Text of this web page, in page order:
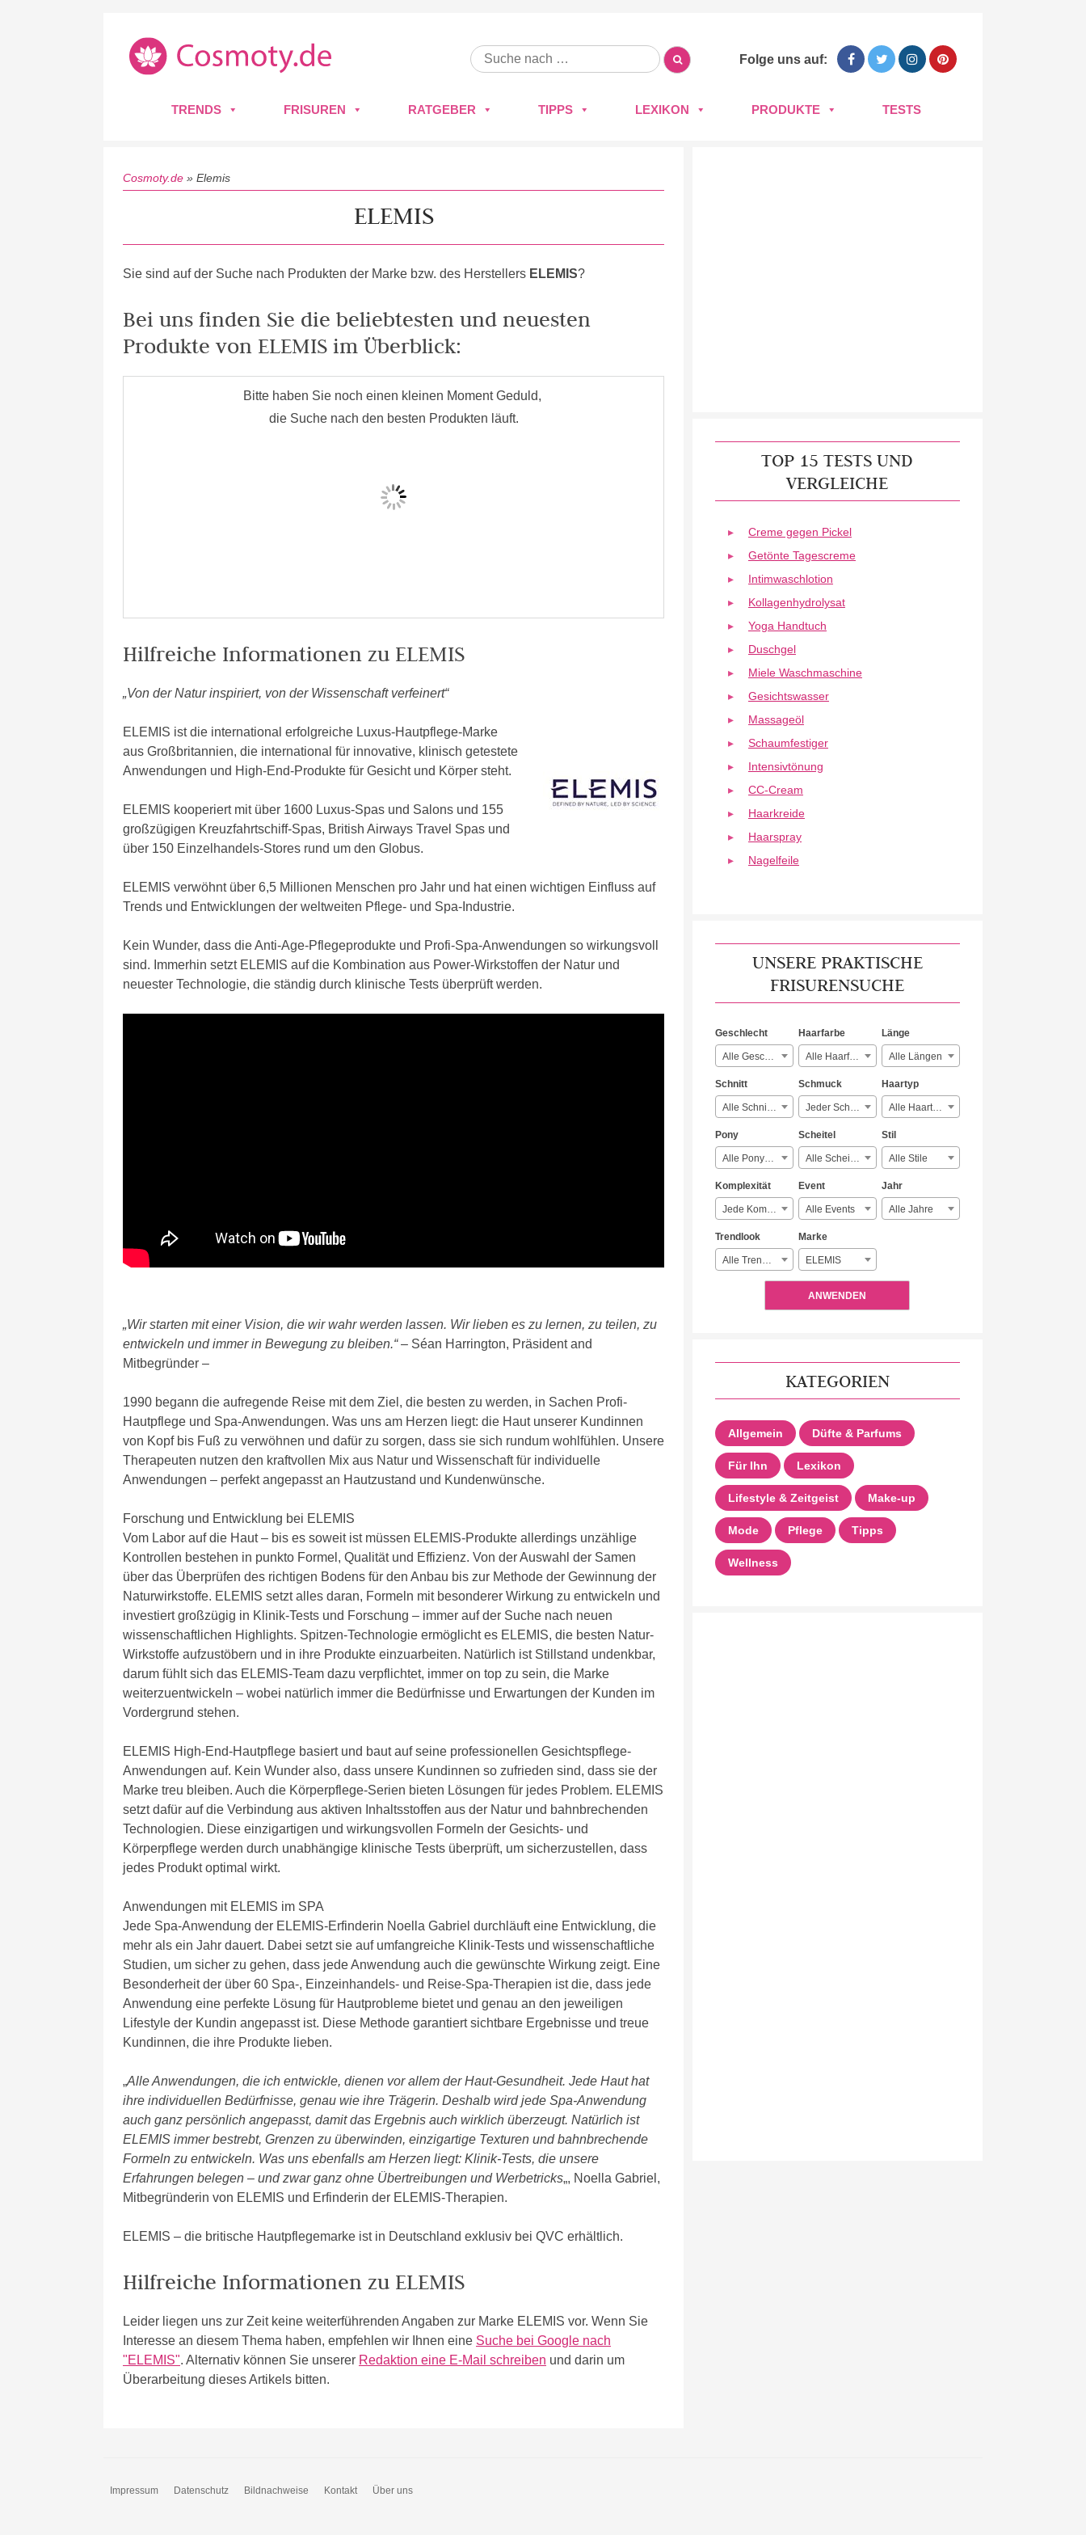
Folge uns auf:
TRENDS FRISUREN RATGEBER TIPPS LEXIKON PRODUKTE TESTS
Cosmoty.de » Elemis
ELEMIS
Sie sind auf der Suche nach Produkten der Marke bzw. des Herstellers ELEMIS?
Bei uns finden Sie die beliebtesten und neuesten
Produkte von ELEMIS im Überblick:
Hilfreiche Informationen zu ELEMIS
„Von der Natur inspiriert, von der Wissenschaft verfeinert“
ELEMIS ist die international erfolgreiche Luxus-Hautpflege-Marke
aus Großbritannien, die international für innovative, klinisch getestete
Anwendungen und High-End-Produkte für Gesicht und Körper steht.
ELEMIS kooperiert mit über 1600 Luxus-Spas und Salons und 155
großzügigen Kreuzfahrtschiff-Spas, British Airways Travel Spas und
über 150 Einzelhandels-Stores rund um den Globus.
ELEMIS verwöhnt über 6,5 Millionen Menschen pro Jahr und hat einen wichtigen Einfluss auf
Trends und Entwicklungen der weltweiten Pflege- und Spa-Industrie.
Kein Wunder, dass die Anti-Age-Pflegeprodukte und Profi-Spa-Anwendungen so wirkungsvoll
sind. Immerhin setzt ELEMIS auf die Kombination aus Power-Wirkstoffen der Natur und
neuester Technologie, die ständig durch klinische Tests überprüft werden.
„Wir starten mit einer Vision, die wir wahr werden lassen. Wir lieben es zu lernen, zu teilen, zu
entwickeln und immer in Bewegung zu bleiben.“– Séan Harrington, Präsident and
Mitbegründer –
1990 begann die aufregende Reise mit dem Ziel, die besten zu werden, in Sachen Profi-
Hautpflege und Spa-Anwendungen. Was uns am Herzen liegt: die Haut unserer Kundinnen
von Kopf bis Fuß zu verwöhnen und dafür zu sorgen, dass sie sich rundum wohlfühlen. Unsere
Therapeuten nutzen den kraftvollen Mix aus Natur und Wissenschaft für individuelle
Anwendungen – perfekt angepasst an Hautzustand und Kundenwünsche.
Forschung und Entwicklung bei ELEMIS
Vom Labor auf die Haut – bis es soweit ist müssen ELEMIS-Produkte allerdings unzählige
Kontrollen bestehen in punkto Formel, Qualität und Effizienz. Von der Auswahl der Samen
über das Überprüfen des richtigen Bodens für den Anbau bis zur Methode der Gewinnung der
Naturwirkstoffe. ELEMIS setzt alles daran, Formeln mit besonderer Wirkung zu entwickeln und
investiert großzügig in Klinik-Tests und Forschung – immer auf der Suche nach neuen
wissenschaftlichen Highlights. Spitzen-Technologie ermöglicht es ELEMIS, die besten Natur-
Wirkstoffe aufzustöbern und in ihre Produkte einzuarbeiten. Natürlich ist Stillstand undenkbar,
darum fühlt sich das ELEMIS-Team dazu verpflichtet, immer on top zu sein, die Marke
weiterzuentwickeln – wobei natürlich immer die Bedürfnisse und Erwartungen der Kunden im
Vordergrund stehen.
ELEMIS High-End-Hautpflege basiert und baut auf seine professionellen Gesichtspflege-
Anwendungen auf. Kein Wunder also, dass unsere Kundinnen so zufrieden sind, dass sie der
Marke treu bleiben. Auch die Körperpflege-Serien bieten Lösungen für jedes Problem. ELEMIS
setzt dafür auf die Verbindung aus aktiven Inhaltsstoffen aus der Natur und bahnbrechenden
Technologien. Diese einzigartigen und wirkungsvollen Formeln der Gesichts- und
Körperpflege werden durch unabhängige klinische Tests überprüft, um sicherzustellen, dass
jedes Produkt optimal wirkt.
Anwendungen mit ELEMIS im SPA
Jede Spa-Anwendung der ELEMIS-Erfinderin Noella Gabriel durchläuft eine Entwicklung, die
mehr als ein Jahr dauert. Dabei setzt sie auf umfangreiche Klinik-Tests und wissenschaftliche
Studien, um sicher zu gehen, dass jede Anwendung auch die gewünschte Wirkung zeigt. Eine
Besonderheit der über 60 Spa-, Einzeinhandels- und Reise-Spa-Therapien ist die, dass jede
Anwendung eine perfekte Lösung für Hautprobleme bietet und genau an den jeweiligen
Lifestyle der Kundin angepasst ist. Diese Methode garantiert sichtbare Ergebnisse und treue
Kundinnen, die ihre Produkte lieben.
„Alle Anwendungen, die ich entwickle, dienen vor allem der Haut-Gesundheit. Jede Haut hat
ihre individuellen Bedürfnisse, genau wie ihre Trägerin. Deshalb wird jede Spa-Anwendung
auch ganz persönlich angepasst, damit das Ergebnis auch wirklich überzeugt. Natürlich ist
ELEMIS immer bestrebt, Grenzen zu überwinden, einzigartige Texturen und bahnbrechende
Formeln zu entwickeln. Was uns ebenfalls am Herzen liegt: Klinik-Tests, die unsere
Erfahrungen belegen – und zwar ganz ohne Übertreibungen und Werbetricks„, Noella Gabriel,
Mitbegründerin von ELEMIS und Erfinderin der ELEMIS-Therapien.
ELEMIS – die britische Hautpflegemarke ist in Deutschland exklusiv bei QVC erhältlich.
Hilfreiche Informationen zu ELEMIS
Leider liegen uns zur Zeit keine weiterführenden Angaben zur Marke ELEMIS vor. Wenn Sie
Interesse an diesem Thema haben, empfehlen wir Ihnen eine Suche bei Google nach
"ELEMIS". Alternativ können Sie unserer Redaktion eine E-Mail schreiben und darin um
Überarbeitung dieses Artikels bitten.
TOP 15 TESTS UND
VERGLEICHE
Creme gegen Pickel
Getönte Tagescreme
Intimwaschlotion
Kollagenhydrolysat
Yoga Handtuch
Duschgel
Miele Waschmaschine
Gesichtswasser
Massageöl
Schaumfestiger
Intensivtönung
CC-Cream
Haarkreide
Haarspray
Nagelfeile
UNSERE PRAKTISCHE
FRISURENSUCHE
Geschlecht
Alle Geschlechter
Haarfarbe
Alle Haarfarben
Länge
Alle Längen
Schnitt
Alle Schnitte
Schmuck
Jeder Schmuck
Haartyp
Alle Haartypen
Pony
Alle Ponyarten
Scheitel
Alle Scheitelarten
Stil
Alle Stile
Komplexität
Jede Komplexität
Event
Alle Events
Jahr
Alle Jahre
Trendlook
Alle Trendlooks
Marke
ELEMIS
ANWENDEN
KATEGORIEN
Allgemein Düfte & Parfums
Für Ihn Lexikon
Lifestyle & Zeitgeist Make-up
Mode Pflege Tipps
Wellness
Impressum Datenschutz Bildnachweise Kontakt Über uns